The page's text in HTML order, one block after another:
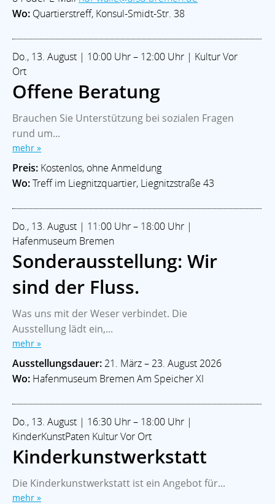
Wo: Quartierstreff, Konsul-Smidt-Str. 38
Do., 13. August | 10:00 Uhr – 12:00 Uhr | Kultur Vor
Ort
Offene Beratung
Brauchen Sie Unterstützung bei sozialen Fragen
rund um...
mehr »
Preis: Kostenlos, ohne Anmeldung
Wo:Treff im Liegnitzquartier, Liegnitzstraße 43
Do., 13. August | 11:00 Uhr – 18:00 Uhr |
Hafenmuseum Bremen
Sonderausstellung: Wir
sind der Fluss.
Was uns mit der Weser verbindet. Die
Ausstellung lädt ein,...
mehr »
Ausstellungsdauer:21. März – 23. August 2026
Wo: Hafenmuseum Bremen Am Speicher XI
Do., 13. August | 16:30 Uhr – 18:00 Uhr |
KinderKunstPaten Kultur Vor Ort
Kinderkunstwerkstatt
Die Kinderkunstwerkstatt ist ein Angebot für...
mehr »